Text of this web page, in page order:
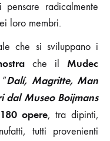
radicalmente
loro membri.
che si sviluppano i
che ilMudec
Dalí, Magritte, Man
dal Museo Boijmans
180 opere, tra dipinti,
tutti provenienti